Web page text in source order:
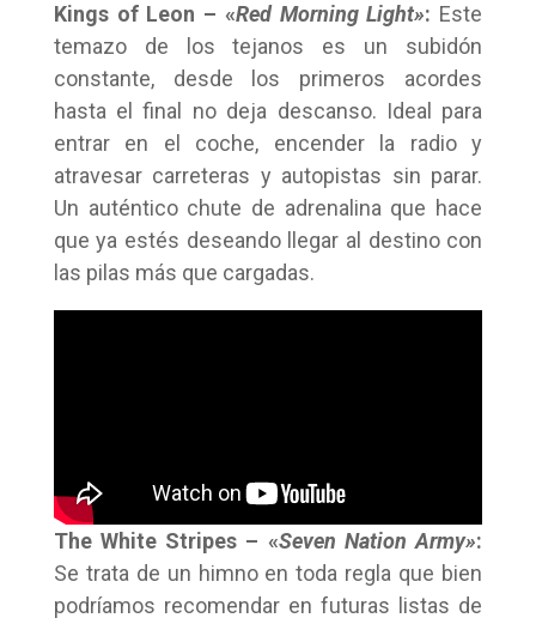
Kings of Leon – «Red Morning Light»: Este
temazo de los tejanos es un subidón
constante, desde los primeros acordes
hasta el final no deja descanso. Ideal para
entrar en el coche, encender la radio y
atravesar carreteras y autopistas sin parar.
Un auténtico chute de adrenalina que hace
que ya estés deseando llegar al destino con
las pilas más que cargadas.
The White Stripes – «Seven Nation Army»:
Se trata de un himno en toda regla que bien
podríamos recomendar en futuras listas de